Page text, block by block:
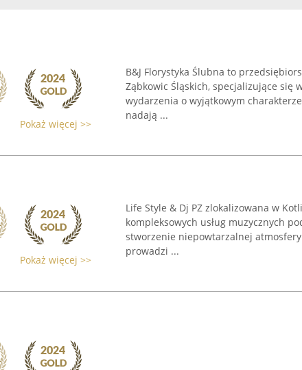
Pokaż więcej >>
B&J Florystyka Ślubna to
Ząbkowic Śląskich, specjalizujące się
wydarzenia o wyjątkowym
nadają ...
Pokaż więcej >>
Life Style & Dj PZ zlokalizowana w
kompleksowych usług muzycznych
stworzenie niepowtarzalnej
prowadzi ...